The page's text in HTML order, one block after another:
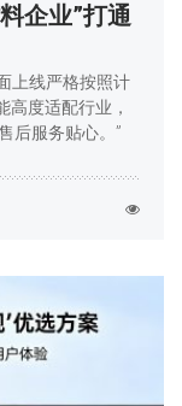
企业”打通
上线严格按照计
高度适配行业，
后服务贴心。”